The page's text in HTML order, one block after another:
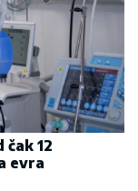
12
evra